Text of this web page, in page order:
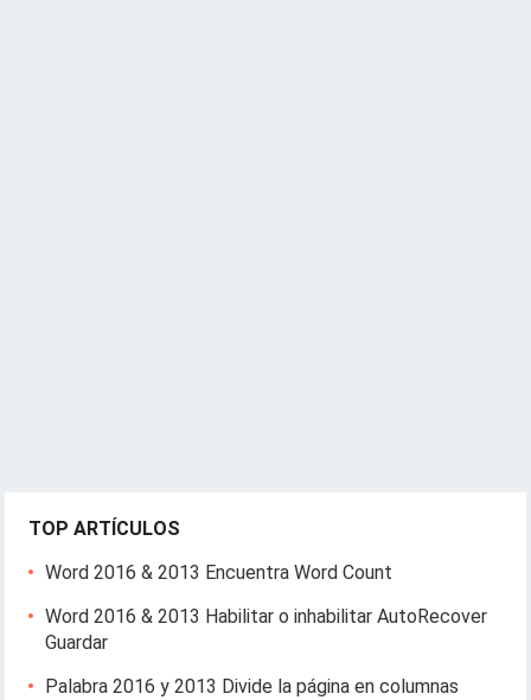
TOP ARTÍCULOS
Word 2016 & 2013 Encuentra Word Count
Word 2016 & 2013 Habilitar o inhabilitar AutoRecover
Guardar
Palabra 2016 y 2013 Divide la página en columnas